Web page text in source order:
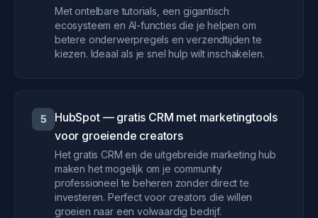
Met ontelbare tutorials, een gigantisch
ecosysteem en AI-functies die je helpen om
betere onderwerpregels en verzendtijden te
kiezen. Ideaal als je snel hulp wilt inschakelen.
5
HubSpot — gratis CRM met marketingtools
voor groeiende creators
Het gratis CRM en de uitgebreide marketing hub
maken het mogelijk om je community
professioneel te beheren zonder direct te
investeren. Perfect voor creators die willen
groeien naar een volwaardig bedrijf.